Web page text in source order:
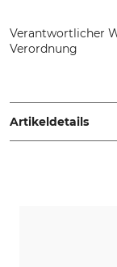
Verantwortlicher
Verordnung
58553 Halver,
Artikeldetails